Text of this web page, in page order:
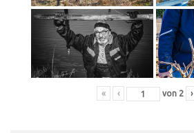
« ‹ von 2 ›